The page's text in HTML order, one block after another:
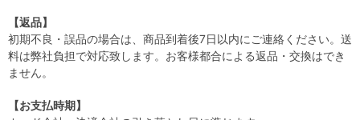
【返品】
初期不良・誤品の場合は、商品到着後7日以内にご連絡ください。送
料は弊社負担で対応致します。お客様都合による返品・交換はでき
ません。
【お支払時期】